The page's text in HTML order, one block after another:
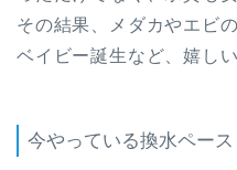
その結果、メダカやエビ
ベイビー誕生など、嬉し
今やっている換水ペース